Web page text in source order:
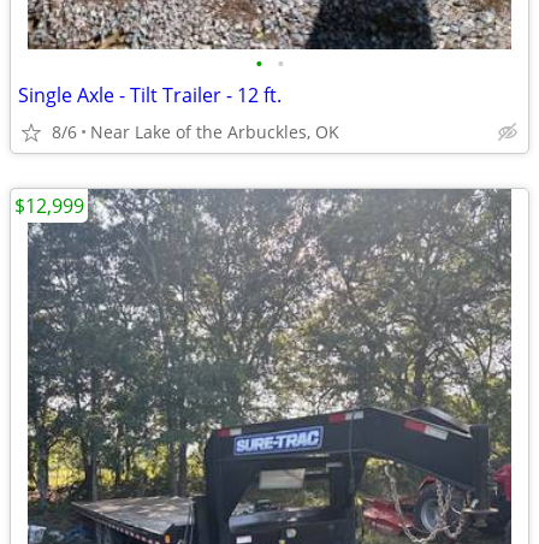
• •
Single Axle - Tilt Trailer - 12 ft.
8/6 Near Lake of the Arbuckles, OK
$12,999